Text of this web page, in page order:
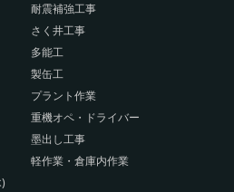
耐震補強工事
さく井工事
多能工
製缶工
プラント作業
重機オペ・ドライバー
墨出し工事
軽作業・倉庫内作業